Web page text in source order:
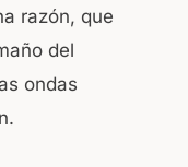
razón, que
del
ondas